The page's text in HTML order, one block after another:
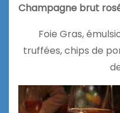
Champagne brut
Foie Gras,
truffées, chips de